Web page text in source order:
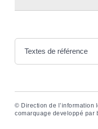
Textes de référence
© Direction de l’information
comarquage developpé par